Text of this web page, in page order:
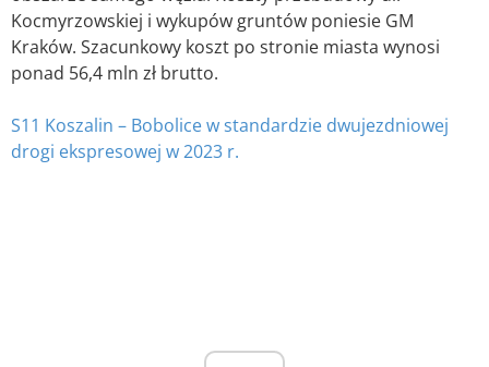
Kocmyrzowskiej i wykupów gruntów poniesie GM
Kraków. Szacunkowy koszt po stronie miasta wynosi
ponad 56,4 mln zł brutto.
S11 Koszalin – Bobolice w standardzie dwujezdniowej
drogi ekspresowej w 2023 r.